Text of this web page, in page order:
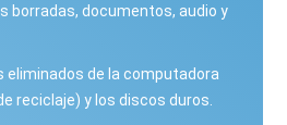
borradas, documentos, audio y
eliminados de la computadora
reciclaje) y los discos duros.